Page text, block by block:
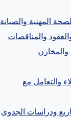
المهنية والصيانة
والمناقصات
والتعامل مع
ودراسات الجدوى